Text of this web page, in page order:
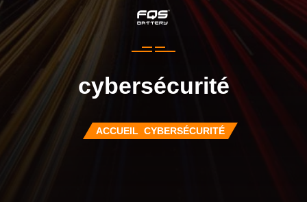
cybersécurité
ACCUEIL CYBERSÉCURITÉ